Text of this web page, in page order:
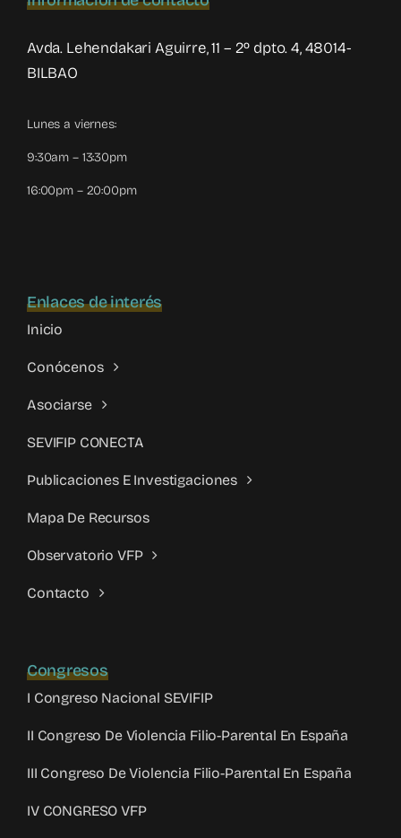
Avda. Lehendakari Aguirre, 11 – 2º dpto. 4, 48014-
BILBAO
Lunes a viernes:
9:30am – 13:30pm
16:00pm – 20:00pm
Enlaces de interés
Inicio
Conócenos
Asociarse
SEVIFIP CONECTA
Publicaciones E Investigaciones
Mapa De Recursos
Observatorio VFP
Contacto
Congresos
I Congreso Nacional SEVIFIP
II Congreso De Violencia Filio-Parental En España
III Congreso De Violencia Filio-Parental En España
IV CONGRESO VFP